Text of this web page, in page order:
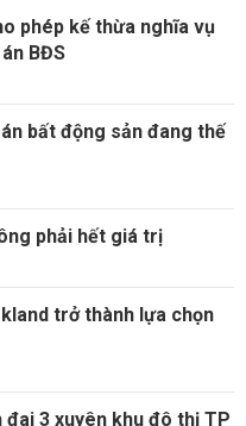
phép kế thừa nghĩa vụ
BĐS
bất động sản đang thế
phải hết giá trị
trở thành lựa chọn
3 xuyên khu đô thị TP